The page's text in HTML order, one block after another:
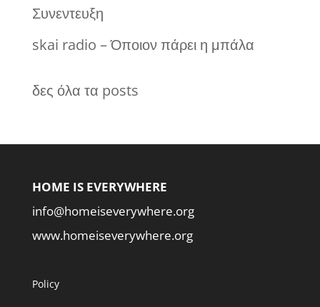
Συνεντευξη
skai radio – Όποιον πάρει η μπάλα
δες όλα τα posts
HOME IS EVERYWHERE
info@homeiseverywhere.org
www.homeiseverywhere.org
Policy